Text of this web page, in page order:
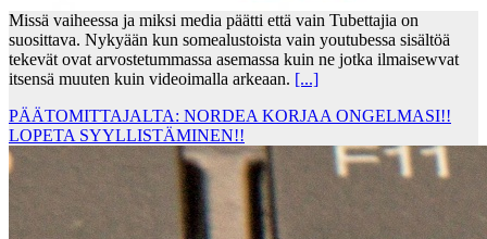
Missä vaiheessa ja miksi media päätti että vain Tubettajia on
suosittava. Nykyään kun somealustoista vain youtubessa sisältöä
tekevät ovat arvostetummassa asemassa kuin ne jotka ilmaisewvat
itsensä muuten kuin videoimalla arkeaan. [...]
PÄÄTOMITTAJALTA: NORDEA KORJAA ONGELMASI!!
LOPETA SYYLLISTÄMINEN!!